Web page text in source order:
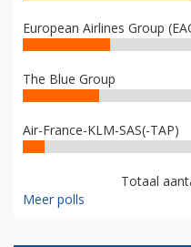
European Airlines Group
The Blue Group
Air-France-KLM-SAS(-TAP)
Totaal
Meer polls